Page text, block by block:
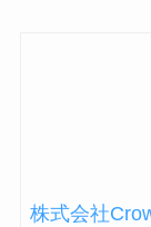
株式会社